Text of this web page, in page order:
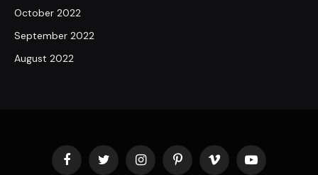
October 2022
September 2022
August 2022
FacebookTwitter InstagramPinterestVimeo YouTube